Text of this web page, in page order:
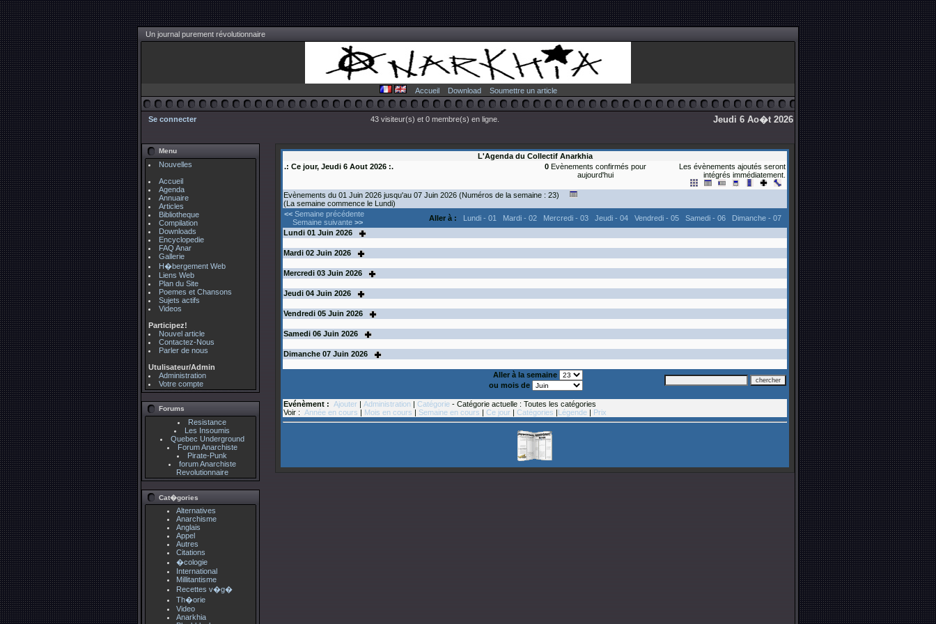
Un journal purement révolutionnaire
Accueil Download Soumettre un article
Se connecter 43 visiteur(s) et 0 membre(s) en ligne. Jeudi 6 Ao�t 2026
Menu
Nouvelles
Accueil
Agenda
Annuaire
Articles
Bibliotheque
Compilation
Downloads
Encyclopedie
FAQ Anar
Gallerie
H�bergement Web
Liens Web
Plan du Site
Poemes et Chansons
Sujets actifs
Videos
Participez!
Nouvel article
Contactez-Nous
Parler de nous
Utulisateur/Admin
Administration
Votre compte
Forums
Resistance
Les Insoumis
Quebec Underground
Forum Anarchiste
Pirate-Punk
forum Anarchiste
Revolutionnaire
Cat�gories
Alternatives
Anarchisme
Anglais
Appel
Autres
Citations
�cologie
International
Millitantisme
Recettes v�g�
Th�orie
Video
Anarkhia
L'Agenda du Collectif Anarkhia
.: Ce jour, Jeudi 6 Aout 2026 :.
0Evènements confirmés pour
aujourd'hui
Les évènements ajoutés seront
intégrés immédiatement.
Evènements du 01 Juin 2026 jusqu'au 07 Juin 2026 (Numéros de la semaine : 23)
(La semaine commence le Lundi)
<< Semaine précédente
Semaine suivante >> Aller à : Lundi - 01 Mardi - 02 Mercredi - 03 Jeudi - 04 Vendredi - 05 Samedi - 06
Dimanche - 07
Lundi 01 Juin 2026
Mardi 02 Juin 2026
Mercredi 03 Juin 2026
Jeudi 04 Juin 2026
Vendredi 05 Juin 2026
Samedi 06 Juin 2026
Dimanche 07 Juin 2026
Aller à la semaine
ou mois de
Evénèment : Ajouter | Administration | Catégorie - Catégorie actuelle : Toutes les catégories
Voir : Année en cours | Mois en cours | Semaine en cours | Ce jour | Catégories |Légende | Prix